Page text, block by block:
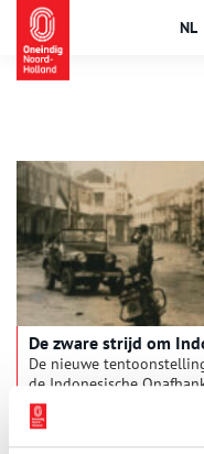
NL
De zware strijd om
De nieuwe
de Indonesische
volop onder de
strijd, waarbij vooral aan
vielen. Niet voor niets